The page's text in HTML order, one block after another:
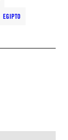
EGIPTO